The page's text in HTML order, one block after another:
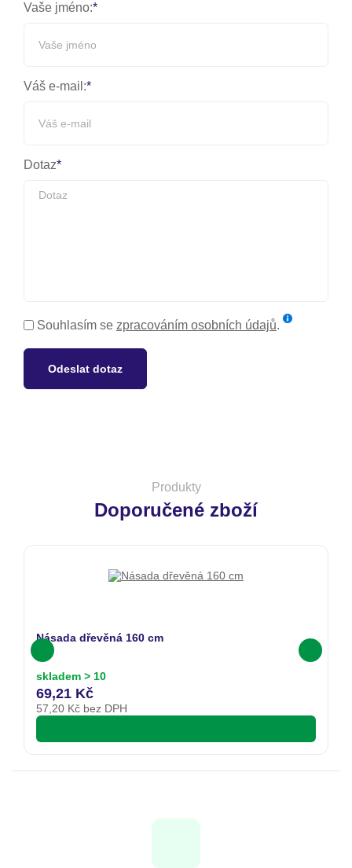
Vaše jméno:
Váš e-mail:
Dotaz
Souhlasím se zpracováním osobních údajů.
Odeslat dotaz
Produkty
Doporučené zboží
Násada dřevěná 160 cm
skladem > 10
69,21 Kč
57,20 Kč bez DPH